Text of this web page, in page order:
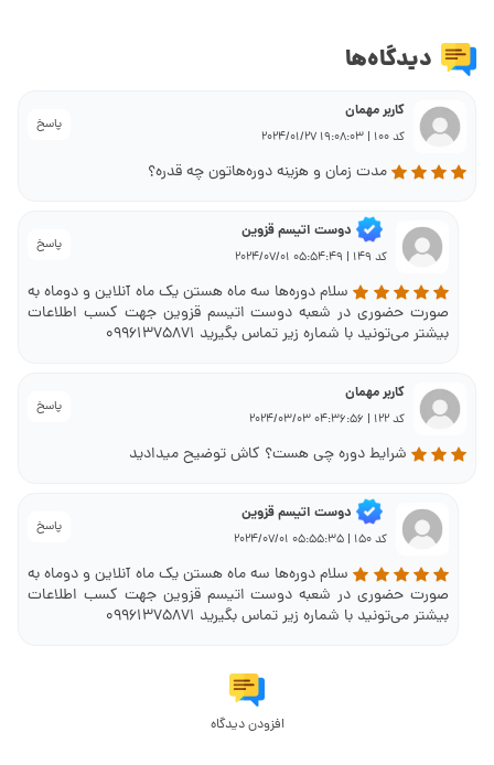
دیدگاه‌ها
پاسخ
کاربر مهمان
کد 100 | 19:08:03 2024/01/27
مدت زمان و هزینه دوره‌هاتون چه قدره؟
پاسخ
دوست اتیسم قزوین
کد 149 | 05:54:49 2024/07/01
سلام دوره‌ها سه ماه هستن یک ماه آنلاین و دوماه به
صورت حضوری در شعبه دوست اتیسم قزوین جهت کسب اطلاعات
بیشتر می‌تونید با شماره زیر تماس بگیرید ۰۹۹۶۱۳۷۵۸۷۱
پاسخ
کاربر مهمان
کد 122 | 04:36:56 2024/03/03
شرایط دوره چی هست؟ کاش توضیح میدادید
پاسخ
دوست اتیسم قزوین
کد 150 | 05:55:35 2024/07/01
سلام دوره‌ها سه ماه هستن یک ماه آنلاین و دوماه به
صورت حضوری در شعبه دوست اتیسم قزوین جهت کسب اطلاعات
بیشتر می‌تونید با شماره زیر تماس بگیرید ۰۹۹۶۱۳۷۵۸۷۱
افزودن دیدگاه